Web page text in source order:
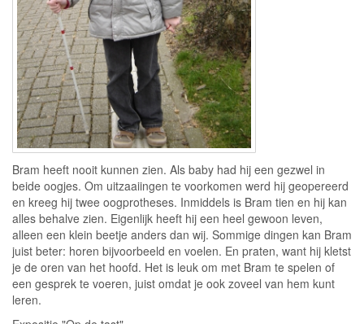
Bram heeft nooit kunnen zien. Als baby had hij een gezwel in
beide oogjes. Om uitzaaiingen te voorkomen werd hij geopereerd
en kreeg hij twee oogprotheses. Inmiddels is Bram tien en hij kan
alles behalve zien. Eigenlijk heeft hij een heel gewoon leven,
alleen een klein beetje anders dan wij. Sommige dingen kan Bram
juist beter: horen bijvoorbeeld en voelen. En praten, want hij kletst
je de oren van het hoofd. Het is leuk om met Bram te spelen of
een gesprek te voeren, juist omdat je ook zoveel van hem kunt
leren.